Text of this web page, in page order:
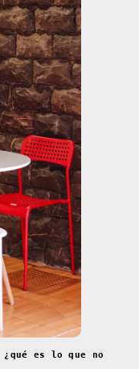
es lo que no